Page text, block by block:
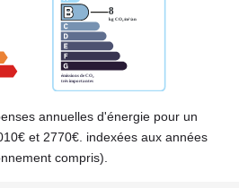
annuelles d'énergie pour un
et 2770€. indexées aux années
compris).